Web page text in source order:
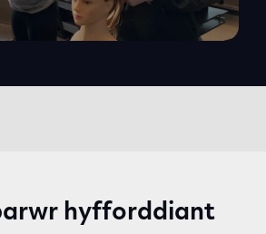
hyfforddiant